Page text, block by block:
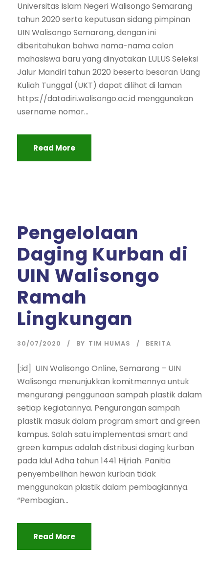
Universitas Islam Negeri Walisongo Semarang
tahun 2020 serta keputusan sidang pimpinan
UIN Walisongo Semarang, dengan ini
diberitahukan bahwa nama-nama calon
mahasiswa baru yang dinyatakan LULUS Seleksi
Jalur Mandiri tahun 2020 beserta besaran Uang
Kuliah Tunggal (UKT) dapat dilihat di laman
https://datadiri.walisongo.ac.id menggunakan
username nomor...
Read More
Pengelolaan
Daging Kurban di
UIN Walisongo
Ramah
Lingkungan
30/07/2020 BY TIM HUMAS BERITA
[:id] UIN Walisongo Online, Semarang – UIN
Walisongo menunjukkan komitmennya untuk
mengurangi penggunaan sampah plastik dalam
setiap kegiatannya. Pengurangan sampah
plastik masuk dalam program smart and green
kampus. Salah satu implementasi smart and
green kampus adalah distribusi daging kurban
pada Idul Adha tahun 1441 Hijriah. Panitia
penyembelihan hewan kurban tidak
menggunakan plastik dalam pembagiannya.
“Pembagian...
Read More